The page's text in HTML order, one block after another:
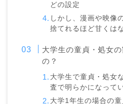
どの設定
しかし、漫画や映像
捨てれるほど甘くは
大学生の童貞・処女
の？
大学生で童貞・処女
査で明らかになって
大学1年生の場合の